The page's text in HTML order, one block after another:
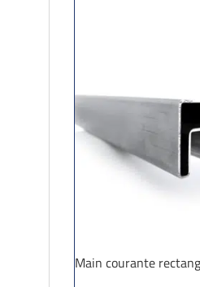
Main courante